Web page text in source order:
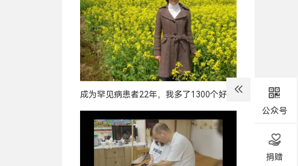
成为罕见病患者22年，我多了1300个好友
公众号
捐赠